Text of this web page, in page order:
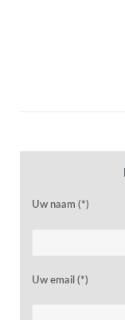
Uw naam (*)
Uw email (*)